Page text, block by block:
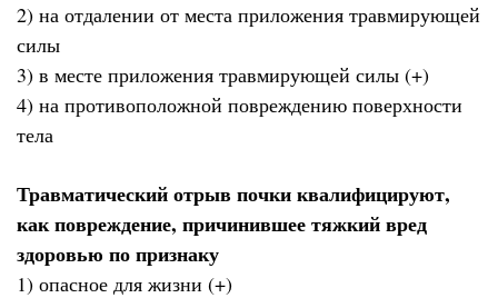
2) на отдалении от места приложения травмирующей
силы
3) в месте приложения травмирующей силы (+)
4) на противоположной повреждению поверхности
тела
Травматический отрыв почки квалифицируют,
как повреждение, причинившее тяжкий вред
здоровью по признаку
1) опасное для жизни (+)